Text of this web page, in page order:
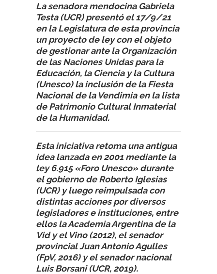
La senadora mendocina Gabriela
Testa (UCR) presentó el 17/9/21
en la Legislatura de esta provincia
un proyecto de ley con el objeto
de gestionar ante la Organización
de las Naciones Unidas para la
Educación, la Ciencia y la Cultura
(Unesco) la inclusión de la Fiesta
Nacional de la Vendimia en la lista
de Patrimonio Cultural Inmaterial
de la Humanidad.
Esta iniciativa retoma una antigua
idea lanzada en 2001 mediante la
ley 6.915 «Foro Unesco» durante
el gobierno de Roberto Iglesias
(UCR) y luego reimpulsada con
distintas acciones por diversos
legisladores e instituciones, entre
ellos la Academia Argentina de la
Vid y el Vino (2012), el senador
provincial Juan Antonio Agulles
(FpV, 2016) y el senador nacional
Luis Borsani (UCR, 2019).